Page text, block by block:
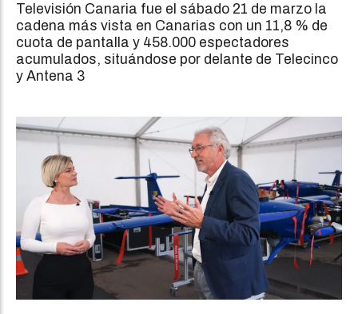
Televisión Canaria fue el sábado 21 de marzo la
cadena más vista en Canarias con un 11,8 % de
cuota de pantalla y 458.000 espectadores
acumulados, situándose por delante de Telecinco
y Antena 3